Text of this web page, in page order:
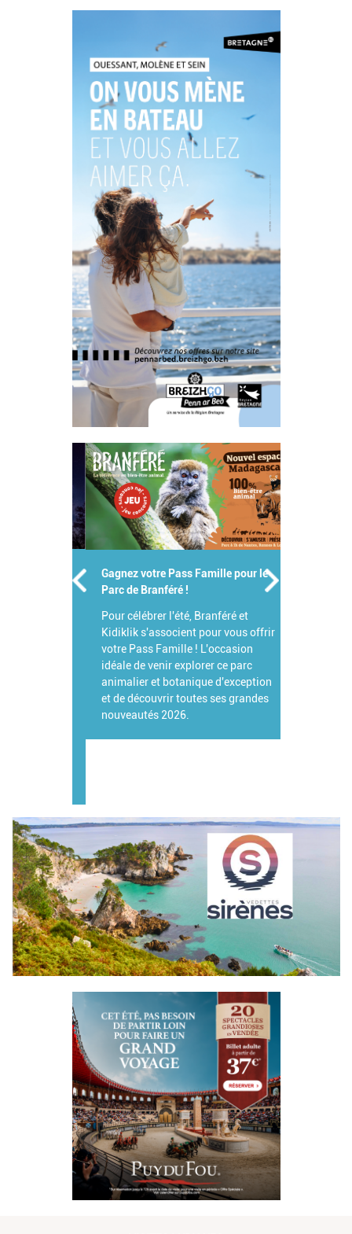
Gagnez votre Pass Famille pour le
Parc de Branféré !
Pour célébrer l'été, Branféré et
Kidiklik s'associent pour vous offrir
votre Pass Famille ! L'occasion
idéale de venir explorer ce parc
animalier et botanique d'exception
et de découvrir toutes ses grandes
nouveautés 2026.